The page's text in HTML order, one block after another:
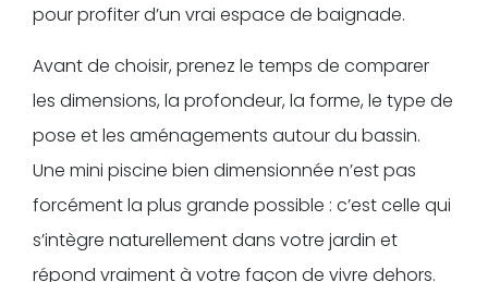
pour profiter d’un vrai espace de baignade.
Avant de choisir, prenez le temps de comparer
les dimensions, la profondeur, la forme, le type de
pose et les aménagements autour du bassin.
Une mini piscine bien dimensionnée n’est pas
forcément la plus grande possible : c’est celle qui
s’intègre naturellement dans votre jardin et
répond vraiment à votre façon de vivre dehors.